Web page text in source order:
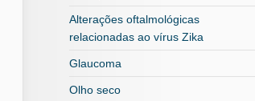
Alterações oftalmológicas
relacionadas ao vírus Zika
Glaucoma
Olho seco